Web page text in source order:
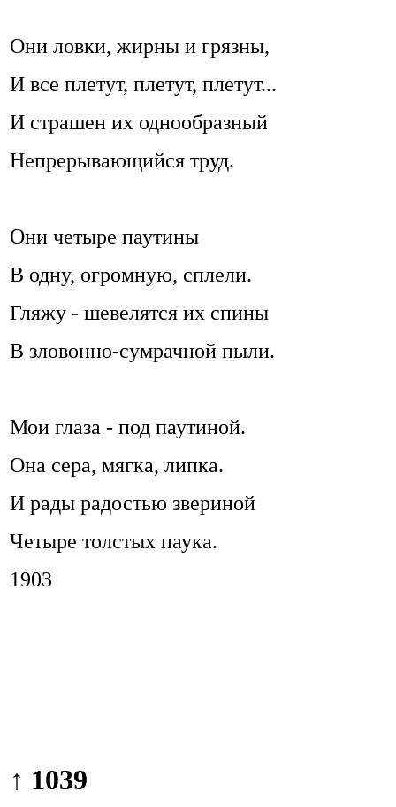
Они ловки, жирны и грязны,
И все плетут, плетут, плетут...
И страшен их однообразный
Непрерывающийся труд.
Они четыре паутины
В одну, огромную, сплели.
Гляжу - шевелятся их спины
В зловонно-сумрачной пыли.
Мои глаза - под паутиной.
Она сера, мягка, липка.
И рады радостью звериной
Четыре толстых паука.
1903
↑ 1039